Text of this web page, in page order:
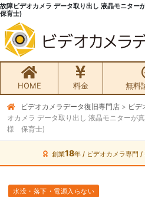
故障ビデオカメラ データ取り出し 液晶モニタ
保育士)
HOME 料金 無料
無料初期診断お申込み
ビデオカメラ データ復旧
ビデオカメラデータ復旧専門店 > ビデ
オカメラ データ取り出し 液晶モニターが
様 保育士)
創業18年 / ビデオカメラ専門 /
水没・落下・電源入らない